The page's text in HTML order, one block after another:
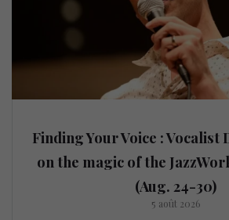
Finding Your Voice : Vocalist
on the magic of the
(Aug. 24-30)
5 août 2026